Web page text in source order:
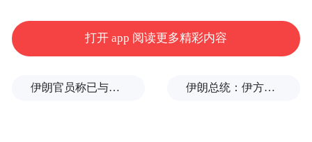
打开 app 阅读更多精彩内容
伊朗官员称已与阿曼就霍尔木兹海峡通行问题明确总体框架 伊朗总统：伊方未在涉谅解备忘录的谈判中作任何让步